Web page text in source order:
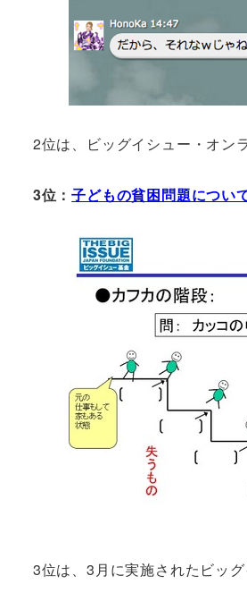
2位は、ビッグイシュー・オン
3位：子どもの貧困問題につい
3位は、3月に実施されたビッ